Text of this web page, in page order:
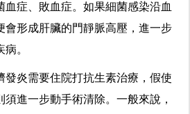
血症、敗血症。如果細菌感染沿血
會形成肝臟的門靜脈高壓，進一步
。
發炎需要住院打抗生素治療，假使
進一步動手術清除。一般來說，